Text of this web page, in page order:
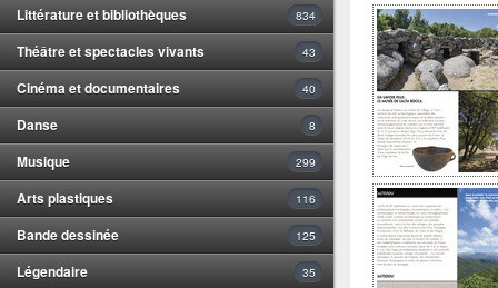
Littérature et bibliothèques 834
Théâtre et spectacles vivants 43
Cinéma et documentaires 40
Danse 8
Musique 299
Arts plastiques 116
Bande dessinée 125
Légendaire 35